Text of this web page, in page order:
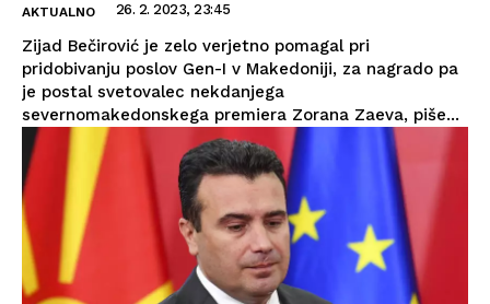
AKTUALNO 26. 2. 2023, 23:45
Zijad Bečirović je zelo verjetno pomagal pri
pridobivanju poslov Gen-I v Makedoniji, za nagrado pa
je postal svetovalec nekdanjega
severnomakedonskega premiera Zorana Zaeva, piše...